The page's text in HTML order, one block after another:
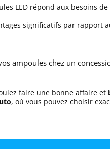
LED répond aux besoins
significatifs par rapport
ampoules chez un
faire une bonne affaire et
, où vous pouvez choisir